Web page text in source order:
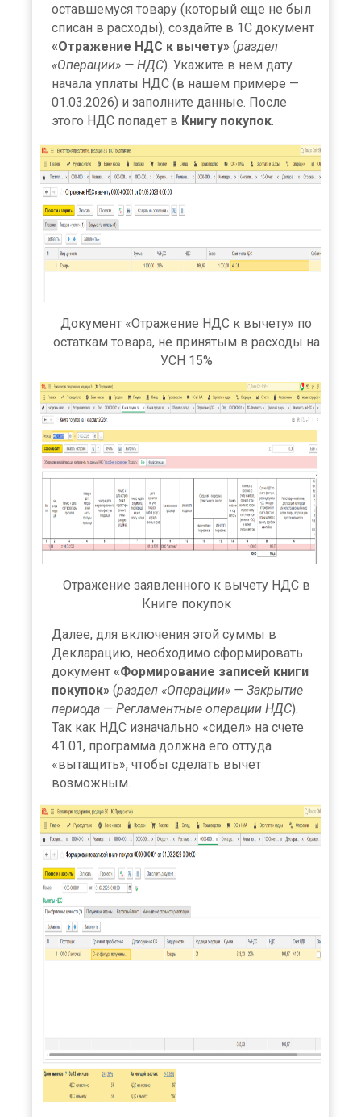
оставшемуся товару (который еще не был
списан в расходы), создайте в 1С документ
«Отражение НДС к вычету» (раздел
«Операции» — НДС). Укажите в нем дату
начала уплаты НДС (в нашем примере —
01.03.2026) и заполните данные. После
этого НДС попадет в Книгу покупок
Документ «Отражение НДС к вычету» по
остаткам товара, не принятым в расходы на
УСН 15%
Отражение заявленного к вычету НДС в
Книге покупок
Далее, для включения этой суммы в
Декларацию, необходимо сформировать
документ «Формирование записей книги
покупок» (раздел «Операции» — Закрытие
периода — Регламентные операции НДС).
Так как НДС изначально «сидел» на счете
41.01, программа должна его оттуда
«вытащить», чтобы сделать вычет
возможным.